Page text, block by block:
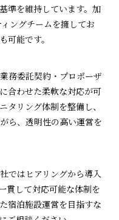
準を維持しています。加
ングチームを擁してお
可能です。
務委託契約・プロポーザ
合わせた柔軟な対応が可
タリング体制を整備し、
ら、透明性の高い運営を
ではヒアリングから導入
貫して対応可能な体制を
宿泊施設運営を目指すな